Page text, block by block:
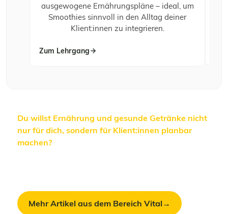
ausgewogene Ernährungspläne – ideal, um
Smoothies sinnvoll in den Alltag deiner
Klient:innen zu integrieren.
Zum Lehrgang
Du willst Ernährung und gesunde Getränke nicht
nur für dich, sondern für Klient:innen planbar
machen?
Mehr Artikel aus dem Bereich Vital